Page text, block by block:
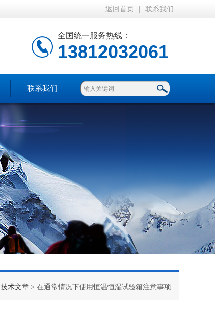
返回首页 联系我们
全国统一服务热线：
13812032061
联系我们
技术文章 > 在通常情况下使用恒温恒湿试验箱注意事项